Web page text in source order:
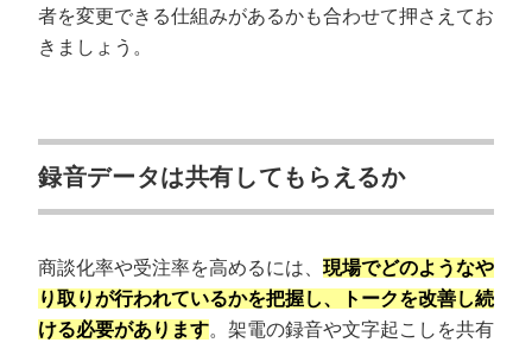
者を変更できる仕組みがあるかも合わせて押さえてお
きましょう。
録音データは共有してもらえるか
商談化率や受注率を高めるには、 現場でどのようなや
り取りが行われているかを把握し、トークを改善し続
ける必要があります。架電の録音や文字起こしを共有